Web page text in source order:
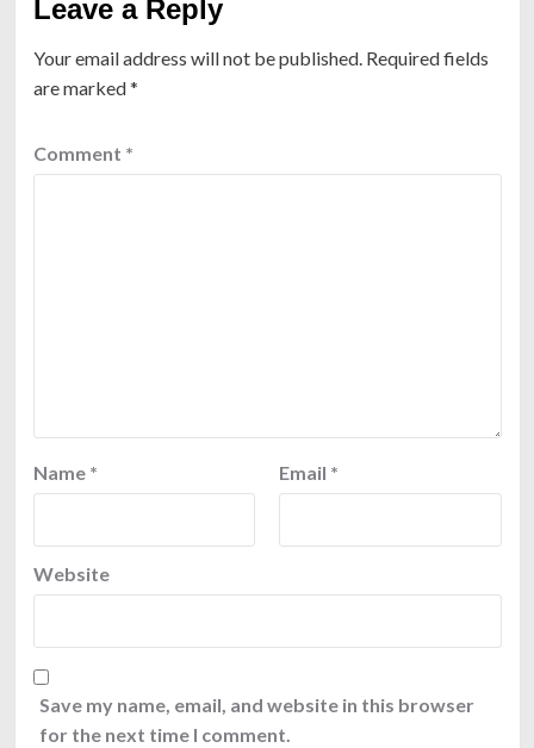
Leave a Reply
Your email address will not be published. Required fields
are marked*
Comment *
Name * Email *
Website
Save my name, email, and website in this browser
for the next time I comment.